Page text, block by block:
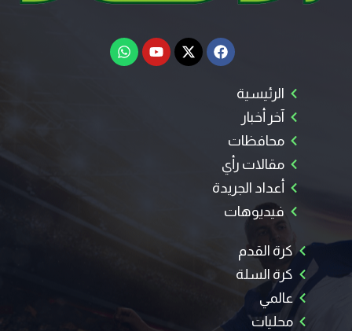
الرئيسية
آخر أخبار
محافظات
مقالات رأي
أعداد الجريدة
فيديوهات
كرة القدم
كرة السلة
عالمي
محليات